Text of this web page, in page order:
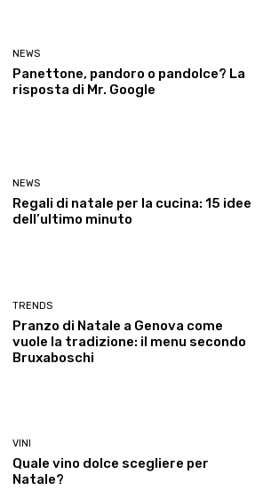
NEWS
Panettone, pandoro o pandolce? La
risposta di Mr. Google
NEWS
Regali di natale per la cucina: 15 idee
dell’ultimo minuto
TRENDS
Pranzo di Natale a Genova come
vuole la tradizione: il menu secondo
Bruxaboschi
VINI
Quale vino dolce scegliere per
Natale?